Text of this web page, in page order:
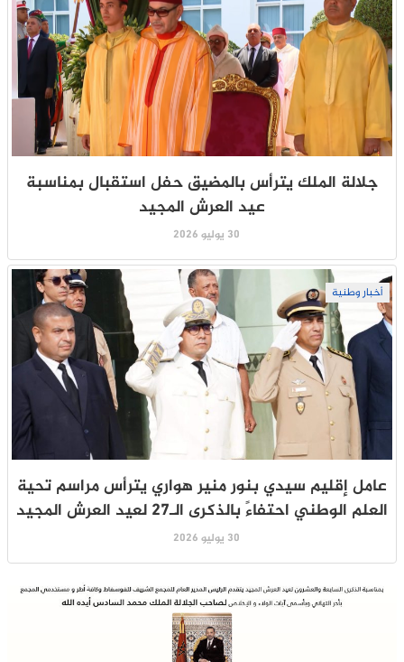
جلالة الملك يترأس بالمضيق حفل استقبال بمناسبة
عيد العرش المجيد
30 يوليو 2026
أخبار وطنية
عامل إقليم سيدي بنور منير هواري يترأس مراسم تحية
العلم الوطني احتفاءً بالذكرى الـ27 لعيد العرش المجيد
30 يوليو 2026